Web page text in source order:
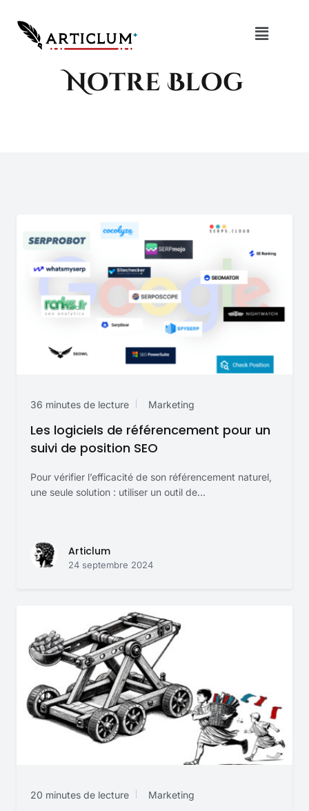
Notre Blog
36 minutes de lecture Marketing
Les logiciels de référencement pour un
suivi de position SEO
Pour vérifier l’efficacité de son référencement naturel,
une seule solution : utiliser un outil de...
Articlum
24 septembre 2024
20 minutes de lecture Marketing